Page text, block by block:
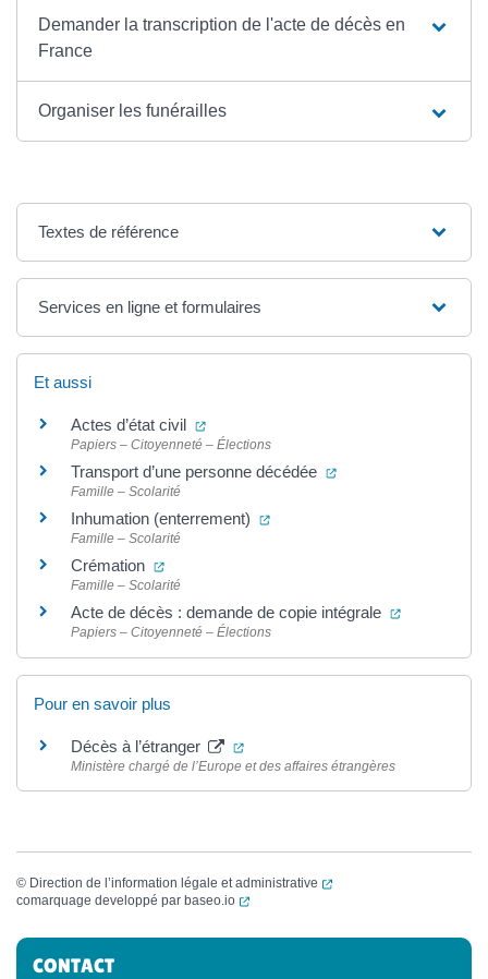
Demander la transcription de l'acte de décès en
France
Organiser les funérailles
Textes de référence
Services en ligne et formulaires
Et aussi
Actes d’état civil (ouverture dans un nouvel onglet)
Papiers – Citoyenneté – Élections
Transport d’une personne décédée (ouverture dans un
Famille – Scolarité
Inhumation (enterrement) (ouverture dans un nouvel
Famille – Scolarité
Crémation (ouverture dans un nouvel onglet)
Famille – Scolarité
Acte de décès : demande de copie intégrale (ouverture
Papiers – Citoyenneté – Élections
Pour en savoir plus
Décès à l’étranger (ouverture dans un nouvel onglet)
Ministère chargé de l’Europe et des affaires étrangères
© Direction de l’information légale et administrative
(ouverture dans un
comarquage developpé par baseo.io (ouverture dans un nouvel onglet)
Informations complémentaires
CONTACT